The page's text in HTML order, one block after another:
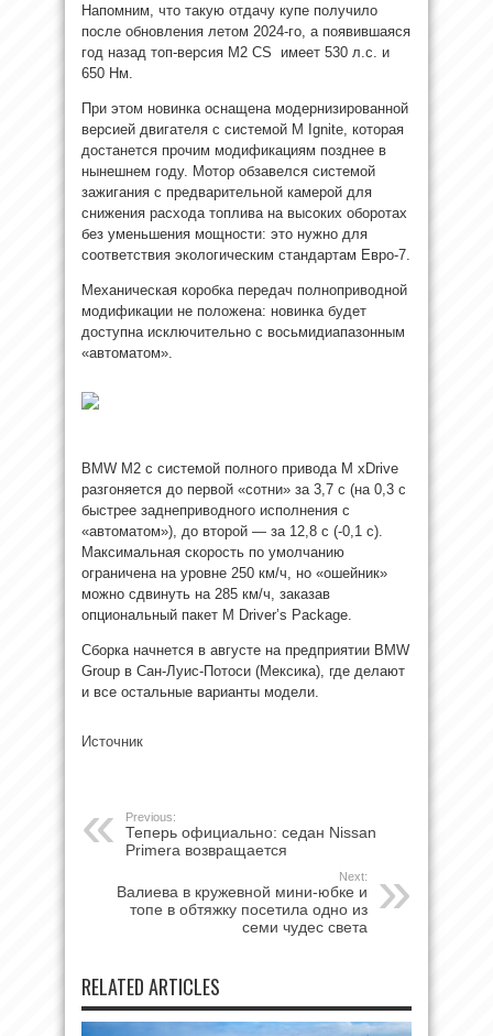
Напомним, что такую отдачу купе получило
после обновления летом 2024-го, а появившаяся
год назад топ-версия M2 CS имеет 530 л.с. и
650 Нм.
При этом новинка оснащена модернизированной
версией двигателя с системой M Ignite, которая
достанется прочим модификациям позднее в
нынешнем году. Мотор обзавелся системой
зажигания с предварительной камерой для
снижения расхода топлива на высоких оборотах
без уменьшения мощности: это нужно для
соответствия экологическим стандартам Евро-7.
Механическая коробка передач полноприводной
модификации не положена: новинка будет
доступна исключительно с восьмидиапазонным
«автоматом».
BMW M2 с системой полного привода M xDrive
разгоняется до первой «сотни» за 3,7 с (на 0,3 с
быстрее заднеприводного исполнения с
«автоматом»), до второй — за 12,8 с (-0,1 с).
Максимальная скорость по умолчанию
ограничена на уровне 250 км/ч, но «ошейник»
можно сдвинуть на 285 км/ч, заказав
опциональный пакет M Driver’s Package.
Сборка начнется в августе на предприятии BMW
Group в Сан-Луис-Потоси (Мексика), где делают
и все остальные варианты модели.
Источник
Previous:
Теперь официально: седан Nissan
Primera возвращается
Next:
Валиева в кружевной мини-юбке и
топе в обтяжку посетила одно из
семи чудес света
RELATED ARTICLES